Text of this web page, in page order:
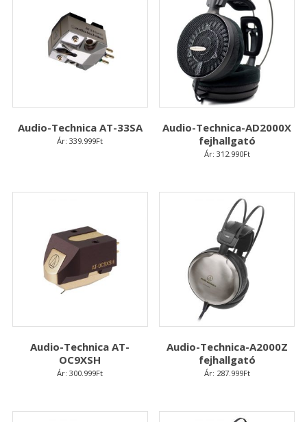
Audio-Technica AT-33SA
Ár: 339.999Ft
Audio-Technica-AD2000X
fejhallgató
Ár: 312.990Ft
Audio-Technica AT-
OC9XSH
Ár: 300.999Ft
Audio-Technica-A2000Z
fejhallgató
Ár: 287.999Ft